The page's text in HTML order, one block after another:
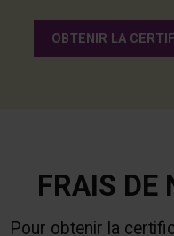
OBTENIR LA
FRAIS DE
Pour obtenir la